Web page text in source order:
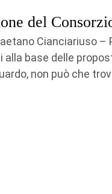
del
Cianciariuso –
base delle
non può che